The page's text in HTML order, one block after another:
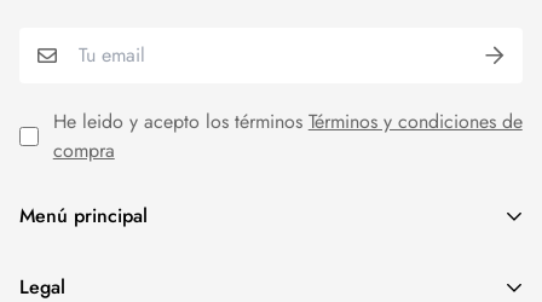
He leido y acepto los términos Términos y condiciones de
compra
Menú principal
MODA MUJER
Legal